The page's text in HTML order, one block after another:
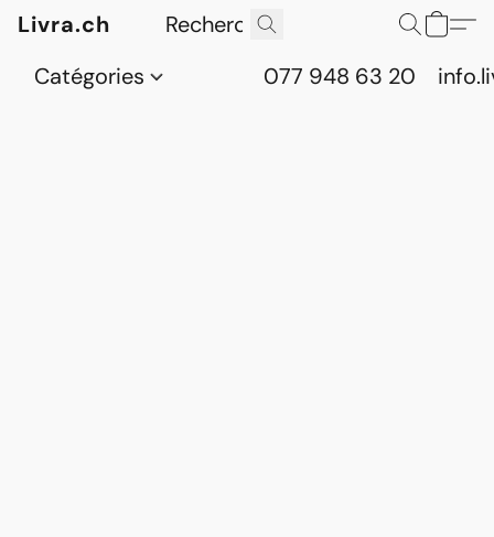
Livra.ch
Catégories
077 948 63 20